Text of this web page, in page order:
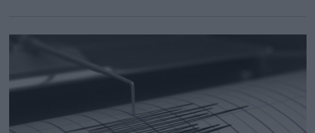
αγροτοδασική έκταση στην περιοχή Βατήσι, σε
ανεμογεννήτριες. Σημειώνεται ότι από την πρώτη
στιγμή ήταν ξεκάθαρο […]